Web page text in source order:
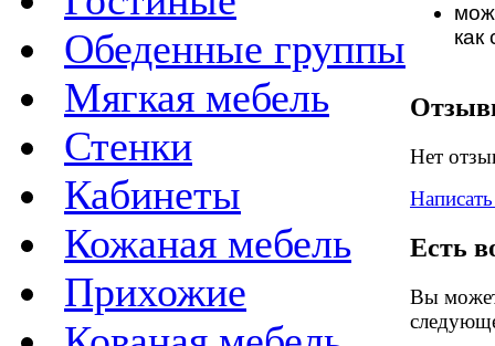
Обеденные группы
Мягкая мебель
Стенки
Кабинеты
Кожаная мебель
Прихожие
как
Нет
Есть
Вы